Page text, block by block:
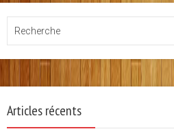
Articles récents